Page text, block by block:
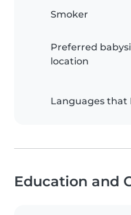
Smoker
Preferred
location
Languages that
Education and